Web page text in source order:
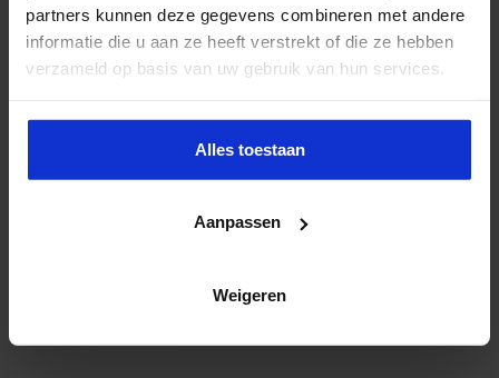
partners kunnen deze gegevens combineren met andere
informatie die u aan ze heeft verstrekt of die ze hebben
verzameld op basis van uw gebruik van hun services.
Alles toestaan
Aanpassen
Weigeren